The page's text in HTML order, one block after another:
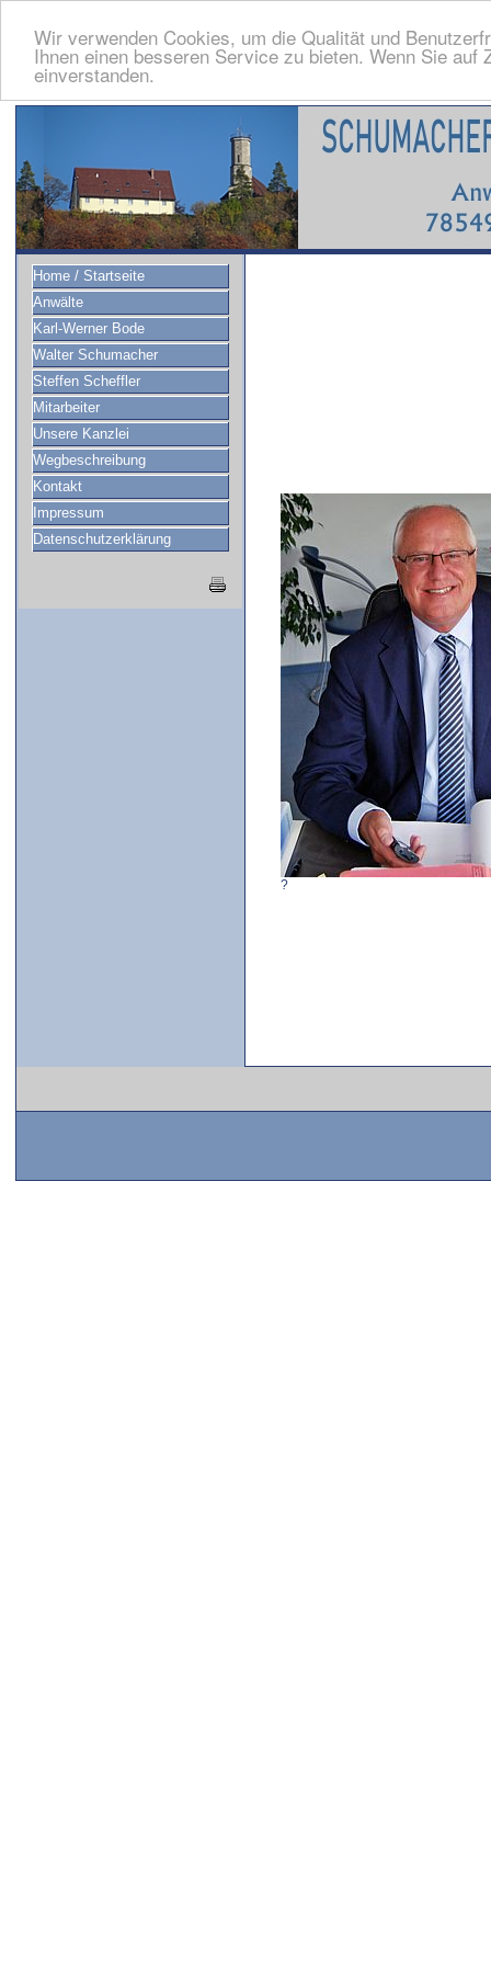
Wir verwenden Cookies, um die Qualität und
Ihnen einen besseren Service zu bieten. Wenn Sie
einverstanden.
Home / Startseite
Anwälte
Karl-Werner Bode
Walter Schumacher
Steffen Scheffler
Mitarbeiter
Unsere Kanzlei
Wegbeschreibung
Kontakt
Impressum
Datenschutzerklärung
?